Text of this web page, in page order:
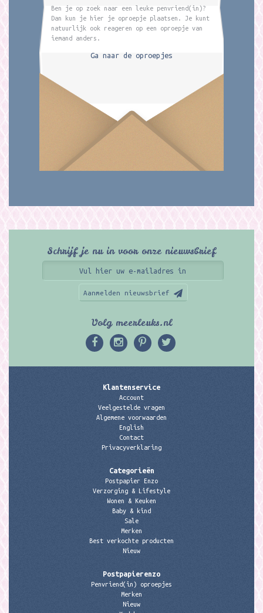
Ben je op zoek naar een leuke penvriend(in)?
Dan kun je hier je oproepje plaatsen. Je kunt
natuurlijk ook reageren op een oproepje van
iemand anders.
Ga naar de oproepjes
Schrijf je nu in voor onze nieuwsbrief
Aanmelden nieuwsbrief
Volg meerleuks.nl
Klantenservice
Account
Veelgestelde vragen
Algemene voorwaarden
English
Contact
Privacyverklaring
Categorieën
Postpapier Enzo
Verzorging & Lifestyle
Wonen & Keuken
Baby & kind
Sale
Merken
Best verkochte producten
Nieuw
Postpapierenzo
Penvriend(in) oproepjes
Merken
Nieuw